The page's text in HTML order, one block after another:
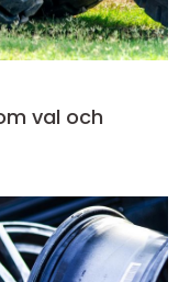
val och